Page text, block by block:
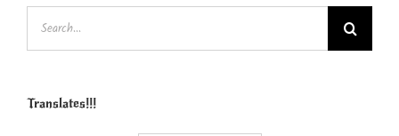
Search
Translates!!!